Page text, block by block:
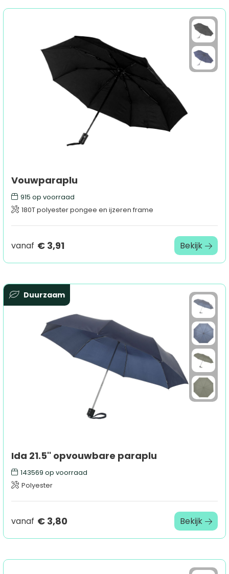
Vouwparaplu
915 op voorraad
180T polyester pongee en ijzeren frame
vanaf € 3,91 Bekijk
Duurzaam
Ida 21.5'' opvouwbare paraplu
143569 op voorraad
Polyester
vanaf € 3,80 Bekijk